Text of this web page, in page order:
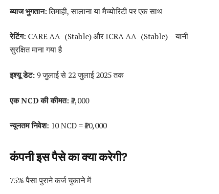
ब्याज भुगतान:तिमाही, सालाना या मैच्योरिटी पर एक साथ
रेटिंग: CARE AA- (Stable) और ICRA AA- (Stable) – यानी
सुरक्षित माना गया है
इश्यू डेट: 9 जुलाई से 22 जुलाई 2025 तक
एक NCD की कीमत:₹1,000
न्यूनतम निवेश: 10 NCD = ₹10,000
कंपनी इस पैसे का क्या करेगी?
75% पैसा पुराने कर्ज चुकाने में